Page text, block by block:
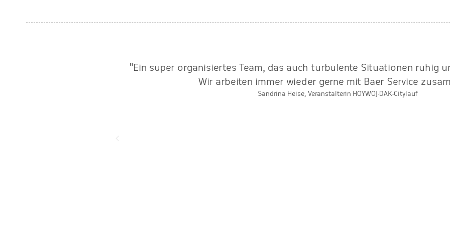
"Ein super organisiertes Team, das auch turbulente Situationen ruhig
Wir arbeiten immer wieder gerne mit Baer Service
Sandrina Heise, Veranstalterin HOYWOJ-DAK-Citylauf